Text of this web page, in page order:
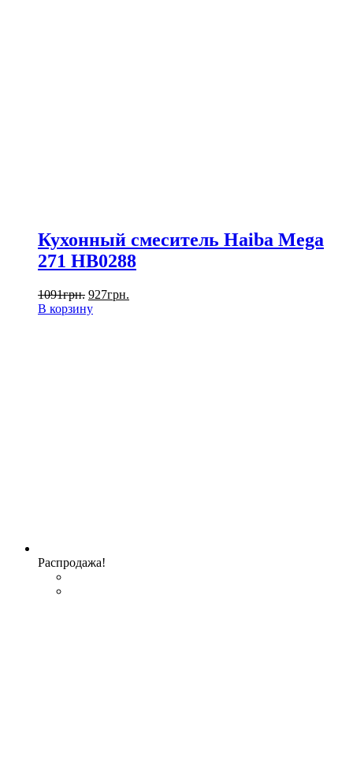
Кухонный смеситель Haiba Mega
271 HB0288
1091грн. 927грн.
В корзину
Распродажа!